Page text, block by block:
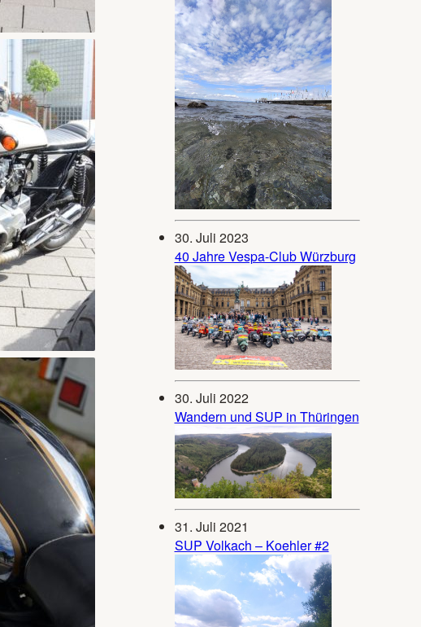
30. Juli 2023
40 Jahre Vespa-Club Würzburg
30. Juli 2022
Wandern und SUP in Thüringen
31. Juli 2021
SUP Volkach – Koehler #2